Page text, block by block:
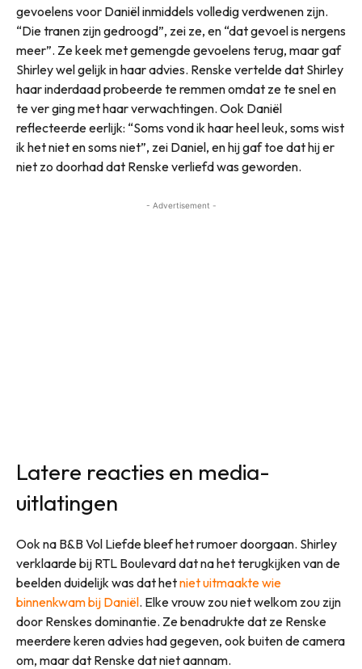
gevoelens voor Daniël inmiddels volledig verdwenen zijn.
“Die tranen zijn gedroogd”, zei ze, en “dat gevoel is nergens
meer”. Ze keek met gemengde gevoelens terug, maar gaf
Shirley wel gelijk in haar advies. Renske vertelde dat Shirley
haar inderdaad probeerde te remmen omdat ze te snel en
te ver ging met haar verwachtingen. Ook Daniël
reflecteerde eerlijk: “Soms vond ik haar heel leuk, soms wist
ik het niet en soms niet”, zei Daniel, en hij gaf toe dat hij er
niet zo doorhad dat Renske verliefd was geworden.
- Advertisement -
Latere reacties en media-
uitlatingen
Ook na B&B Vol Liefde bleef het rumoer doorgaan. Shirley
verklaarde bij RTL Boulevard dat na het terugkijken van de
beelden duidelijk was dat hetniet uitmaakte wie
binnenkwam bij Daniël. Elke vrouw zou niet welkom zou zijn
door Renskes dominantie. Ze benadrukte dat ze Renske
meerdere keren advies had gegeven, ook buiten de camera
om, maar dat Renske dat niet aannam.